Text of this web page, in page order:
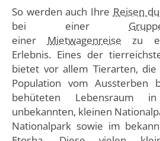
So werden auch Ihre Reisen
bei einer
einer Mietwagenreise zu
Erlebnis. Eines der
bietet vor allem Tierarten,
Population vom Aussterben
behüteten
unbekannten, kleinen
Nationalpark sowie im